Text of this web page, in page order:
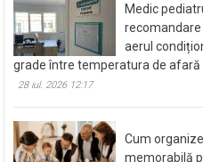
Medic
aerul
grade între temperatura de afară
28 iul. 2026 12:17
Cum
memorabilă